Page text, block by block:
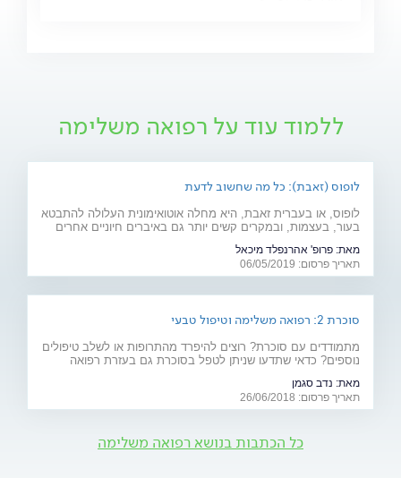
ללמוד עוד על רפואה משלימה
לופוס (זאבת): כל מה שחשוב לדעת
לופוס, או בעברית זאבת, היא מחלה אוטואימונית העלולה להתבטא
בעור, בעצמות, ובמקרים קשים יותר גם באיברים חיוניים אחרים
לה? ומהו הטיפול המתקדם שנכנס לסל הבריאות בשנים
האחרונות? כתבה לרגל יום המודעות למחלה (10.5)
מאת: פרופ' אהרנפלד מיכאל
תאריך פרסום: 06/05/2019
סוכרת 2: רפואה משלימה וטיפול טבעי
מתמודדים עם סוכרת? רוצים להיפרד מהתרופות או לשלב טיפולים
נוספים? כדאי שתדעו שניתן לטפל בסוכרת גם בעזרת רפואה
מרפא
מאת: נדב סגמן
תאריך פרסום: 26/06/2018
כל הכתבות בנושא רפואה משלימה